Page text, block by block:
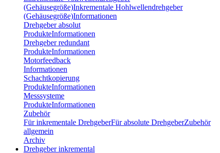
(Gehäusegröße)Inkrementale Hohlwellendrehgeber
(Gehäusegröße)Informationen
Drehgeber absolut
ProdukteInformationen
Drehgeber redundant
ProdukteInformationen
Motorfeedback
Informationen
Schachtkopierung
ProdukteInformationen
Messsysteme
ProdukteInformationen
Zubehör
Für inkrementale DrehgeberFür absolute DrehgeberZubehör
allgemein
Archiv
Drehgeber inkremental